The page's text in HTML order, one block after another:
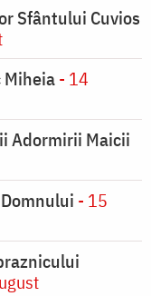
Sfântului Cuvios
Miheia- 14
Adormirii Maicii
- 15